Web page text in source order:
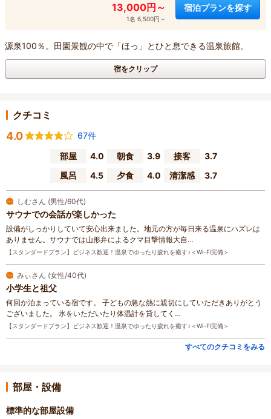
13,000円～
1名 6,500円～
宿泊プランを探す
源泉100％。田園景観の中で「ほっ」とひと息できる温泉旅館。
宿をクリップ
クチコミ
4.0
67件
部屋
4.0 朝食 3.9 接客
3.7
風呂
4.5 夕食 4.0 清潔感 3.7
しむさん (男性/60代)
サウナでの会話が楽しかった
設備がしっかりしていて安心出来ました。地元の方が毎日来る温泉にハズレは
ありません。サウナでは山形弁によるクマ目撃情報大自…
【スタンダードプラン】ビジネス歓迎！温泉でゆったり疲れを癒す♪＜Wi-Fi完備＞
みぃさん (女性/40代)
小学生と祖父
何回か泊まっている宿です。 子どもの急な熱に親切にしていただきありがとう
ございました。 氷をいただいたり体温計を貸してく…
【スタンダードプラン】ビジネス歓迎！温泉でゆったり疲れを癒す♪＜Wi-Fi完備＞
すべてのクチコミをみる
部屋・設備
標準的な部屋設備